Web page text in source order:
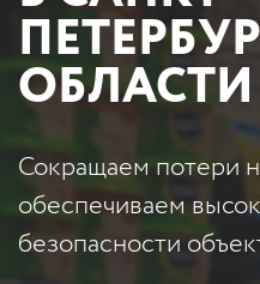
ОБЛАСТИ
Сокращаем потери
обеспечиваем
безопасности